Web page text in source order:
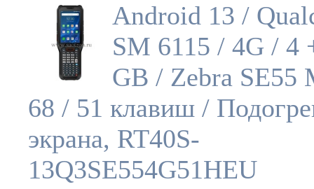
Android 13 /
SM 6115 / 4G / 4
GB / Zebra SE55
68 / 51 клавиш /
экрана, RT40S-
13Q3SE554G51HEU